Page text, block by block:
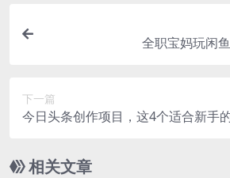
全职宝妈玩闲
下一篇
今日头条创作项目，这4个适合新手
相关文章